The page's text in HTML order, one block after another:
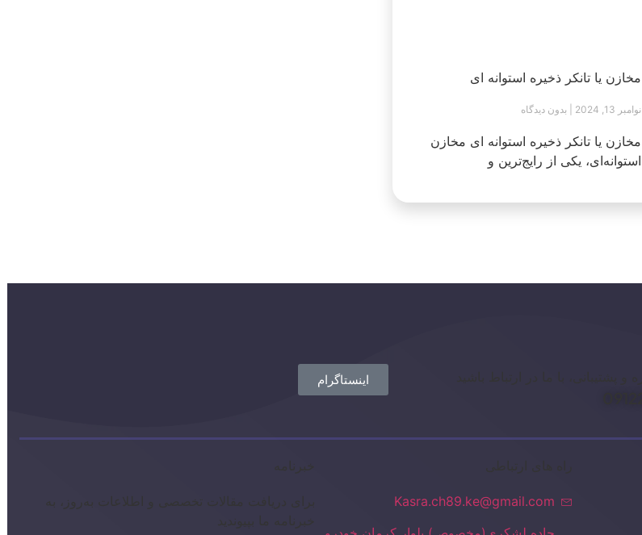
مخازن یا تانکر ذخیره استوانه ای
نوامبر 13, 2024 بدون دیدگاه
مخازن یا تانکر ذخیره استوانه ای مخازن
استوانه‌ای، یکی از رایج‌ترین و
اینستاگرام
Kasra.ch89.ke@gmail.com
خبرنامه
برای دریافت مقالات تخصصی و اطلاعات به‌روز، به
خبرنامه ما بپیوندید